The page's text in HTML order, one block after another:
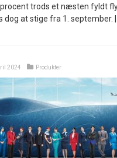
trods et næsten fyldt
dog at stige fra 1. september. |
2024 Produkter